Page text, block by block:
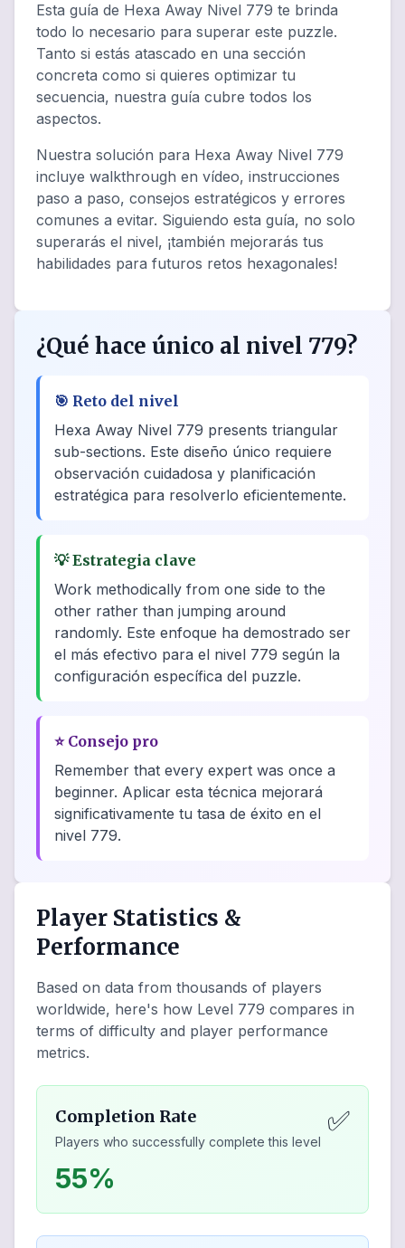
Esta guía de Hexa Away Nivel 779 te brinda
todo lo necesario para superar este puzzle.
Tanto si estás atascado en una sección
concreta como si quieres optimizar tu
secuencia, nuestra guía cubre todos los
aspectos.
Nuestra solución para Hexa Away Nivel 779
incluye walkthrough en vídeo, instrucciones
paso a paso, consejos estratégicos y errores
comunes a evitar. Siguiendo esta guía, no solo
superarás el nivel, ¡también mejorarás tus
habilidades para futuros retos hexagonales!
¿Qué hace único al nivel 779?
🎯 Reto del nivel
Hexa Away Nivel 779 presents triangular
sub-sections. Este diseño único requiere
observación cuidadosa y planificación
estratégica para resolverlo eficientemente.
💡Estrategia clave
Work methodically from one side to the
other rather than jumping around
randomly. Este enfoque ha demostrado ser
el más efectivo para el nivel 779 según la
configuración específica del puzzle.
⭐ Consejo pro
Remember that every expert was once a
beginner. Aplicar esta técnica mejorará
significativamente tu tasa de éxito en el
nivel 779.
Player Statistics &
Performance
Based on data from thousands of players
worldwide, here's how Level 779 compares in
terms of difficulty and player performance
metrics.
Completion Rate
Players who successfully complete this level
✅
55%